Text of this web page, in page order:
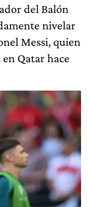
del Balón
nivelar
Messi, quien
Qatar hace